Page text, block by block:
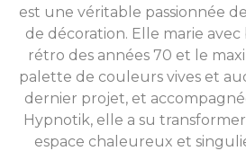
est une véritable passionnée
de décoration. Elle marie avec
rétro des années 70 et le
palette de couleurs vives et
dernier projet, et
Hypnotik, elle a su
espace chaleureux et